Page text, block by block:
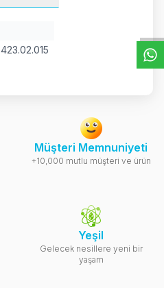
423.02.015
Müşteri Memnuniyeti
+10,000 mutlu müşteri ve ürün
Yeşil
Gelecek nesillere yeni bir
yaşam